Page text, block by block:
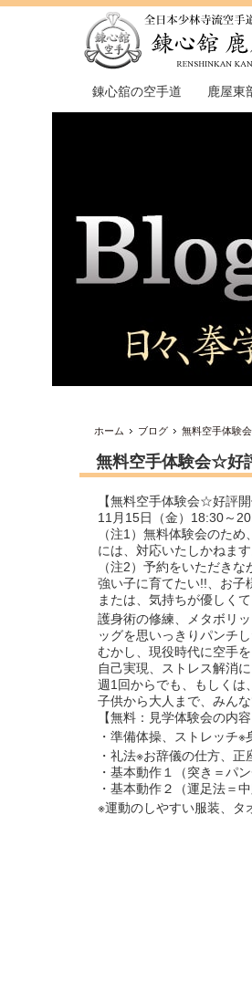
錬心舘の空手道 鹿屋東
ホーム ブログ 無料空手体験
無料空手体験会☆好
【無料空手体験会☆好評開
11月15日（金）18:30～
（注1）無料体験会のた
には、対応いたしかねます
（注2）予約をいただき
強い子に育てたい!!、お子
または、気持ちが優しく
護身術の修練、メタボリ
ッグを思いっきりパンチ
むかし、現役時代に空手
自己実現、ストレス解消
週1回からでも、もしくは
子供から大人まで、みん
【無料：見学体験会の内容
・準備体操、ストレッチ※
・礼法※お辞儀の仕方、正
・基本動作１（突き＝パ
・基本動作２（運足法＝
※運動のしやすい服装、タ